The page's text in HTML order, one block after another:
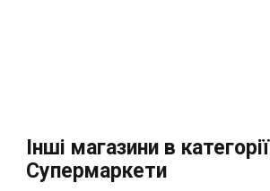
Інші магазини в категорії
Супермаркети